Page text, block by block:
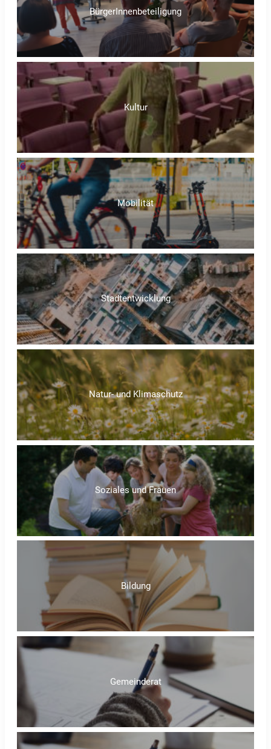
BürgerInnenbeteiligung
Kultur
Mobilität
Stadtentwicklung
Natur- und Klimaschutz
Soziales und Frauen
Bildung
Gemeinderat